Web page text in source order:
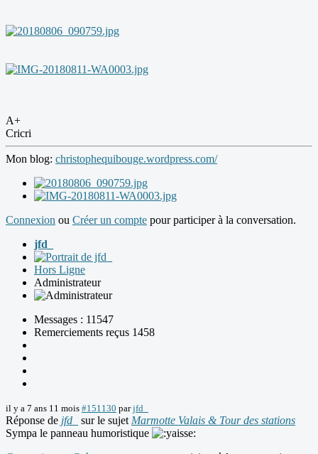
A+
Cricri
Mon blog: christophequibouge.wordpress.com/
Connexion ou Créer un compte pour participer à la conversation.
jfd_
Hors Ligne
Administrateur
Messages : 11547
Remerciements reçus 1458
il y a 7 ans 11 mois #151130 parjfd_
Réponse de jfd_ sur le sujet Marmotte Valais & Tour des stations
Sympa le panneau humoristique